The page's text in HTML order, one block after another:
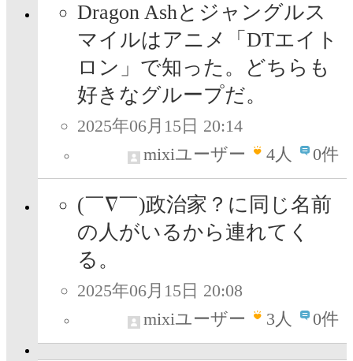
Dragon Ashとジャングルス
マイルはアニメ「DTエイト
ロン」で知った。どちらも
好きなグループだ。
2025年06月15日 20:14
mixiユーザー
4人 0件
(￣∇￣)政治家？に同じ名前
の人がいるから連れてく
る。
2025年06月15日 20:08
mixiユーザー
3人 0件